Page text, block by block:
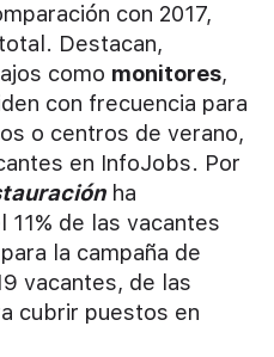
con 2017,
Destacan,
como monitores,
con frecuencia para
o centros de verano,
en InfoJobs. Por
ha
11% de las vacantes
la campaña de
vacantes, de las
cubrir puestos en